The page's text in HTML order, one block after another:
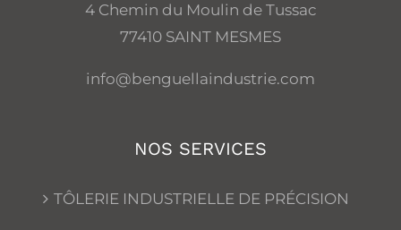
4 Chemin du Moulin de Tussac
77410 SAINT MESMES
info@benguellaindustrie.com
NOS SERVICES
TÔLERIE INDUSTRIELLE DE PRÉCISION